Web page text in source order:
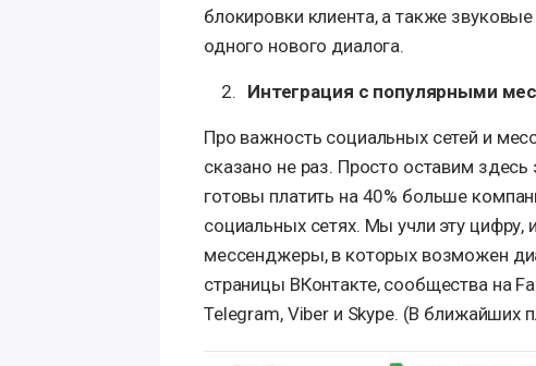
блокировки клиента, а также
одного нового диалога.
Интеграция с популярными
Про важность социальных сетей и
сказано не раз. Просто оставим
готовы платить на 40% больше
социальных сетях. Мы учли эту
мессенджеры, в которых возможен
страницы ВКонтакте, сообщества на
Telegram, Viber и Skype. (В ближайших